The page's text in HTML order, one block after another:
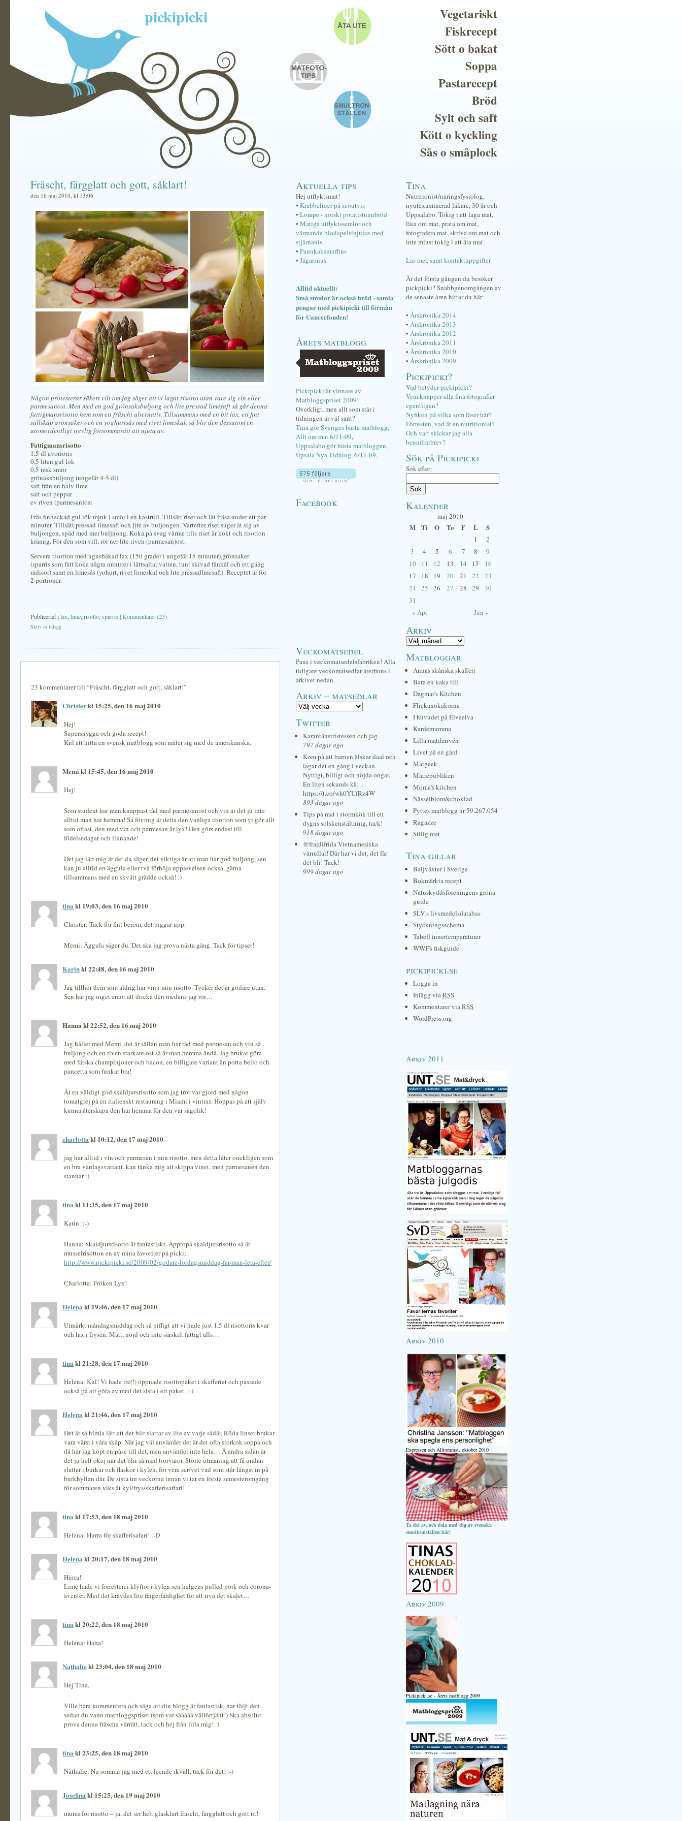
pickipicki
Vegetariskt
Fiskrecept
Sött o bakat
Soppa
Pastarecept
Bröd
Sylt och saft
Kött o kyckling
Sås o småplock
Fräscht, färgglatt och gott, såklart!
den 16 maj 2010, kl 13:06
Någon protesterar säkert vilt om jag säger att vi lagat risotto utan vare sig vin eller
parmesanost. Men med en god grönsaksbuljong och lite pressad limesaft så går denna
fattigmansrisotto hem som ett fräscht alternativ. Tillsammans med en bit lax, ett fint
sällskap grönsaker och en yoghurtsås med rivet limeskal, så blir den dessutom en
utomordentligt trevlig försommarätt att njuta av.
Fattigmansrisotto
1,5 dl avorioris
0,5 liten gul lök
0,5 msk smör
grönaksbuljong (ungefär 4-5 dl)
saft från en halv lime
salt och peppar
ev riven (parmesan)ost
Fräs finhackad gul lök mjuk i smör i en kastrull. Tillsätt riset och låt fräsa under ett par
minuter. Tillsätt pressad limesaft och lite av buljongen. Vartefter riset suger åt sig av
buljongen, späd med mer buljnong. Koka på svag värme tills riset är kokt och risotton
krämig. För den som vill, rör ner lite riven (parmesan)ost.
Servera risotton med ugnsbakad lax (150 grader i ungefär 15 minuter),grönsaker
(sparris som fått koka några minuter i lättsaltat vatten, tunt skivad fänkål och ett gäng
rädisor) samt en limesås (yohurt, rivet limeskal och lite pressadlmesaft). Receptet är för
2 portioner.
Publicerad ilax lime risotto sparris |Kommentarer (23)
Skriv ut inlägg
23 kommentarer till “Fräscht, färgglatt och gott, såklart!”
Christerkl 15:25, den 16 maj 2010
Hej!
Supersnygga och goda recept!
Kul att hitta en svensk matblogg som mäter sig med de amerikanska.
Memi kl 15:45, den 16 maj 2010
Hej!
Som student har man knappast råd med parmesanost och vin är det ju inte
alltid man har hemma! Så för mig är detta den vanliga risotton som vi gör allt
som oftast, den med vin och parmesan är lyx! Den görs endast till
födelsedagar och liknande!
Det jag lärt mig är det du säger, det viktiga är att man har god buljong, sen
kan ju alltid en äggula eller två förhöja upplevelsen också, gärna
tillsammans med en skvätt grädde också! :)
tina kl 19:03, den 16 maj 2010
Christer: Tack för fint beröm, det piggar upp.
Memi: Äggula säger du. Det ska jag prova nästa gång. Tack för tipset!
Karinkl 22:48, den 16 maj 2010
Jag tillhör dem som aldrig har vin i min risotto. Tycker det är godare utan.
Sen har jag inget emot att dricka den medans jag rör…
Hanna kl 22:52, den 16 maj 2010
Jag håller med Memi, det är sällan man har råd med parmesan och vin så
buljong och en riven starkare ost så är man hemma ändå. Jag brukar göra
med färska champinjoner och bacon, en billigare variant än porta bello och
pancetta som funkar bra!
Åt en väldigt god skaldjursrisotto som jag tror var gjord med någon
tomatgrej på en italienskt restaurang i Miami i vintras. Hoppas på att själv
kunna återskapa den här hemma för den var sagolik!
charlotta kl 10:12, den 17 maj 2010
jag har alltid i vin och parmesan i min risotto, men detta låter onekligen som
en bra vardagsvariant. kan tänka mig att skippa vinet, men parmesanen den
stannar :)
tina kl 11:35, den 17 maj 2010
Karin: :-)
Hanna: Skaldjursrisotto är fantastiskt. Appropå skaldjursrisotto så är
musselrisotton en av mina favoriter på picki;
http://www.pickipicki.se/2009/02/godare-lordagsmiddag-far-man-leta-efter/
Charlotta: Fröken Lyx!
Helena kl 19:46, den 17 maj 2010
Utmärkt måndagsmiddag och så piffigt att vi hade just 1,5 dl risottoris kvar
och lax i frysen. Mätt, nöjd och inte särskilt fattigt alls…
tina kl 21:28, den 17 maj 2010
Helena: Kul! Vi hade tre(!) öppnade risottopaket i skafferiet och passade
också på att göra av med det sista i ett paket. :-)
Helena kl 21:46, den 17 maj 2010
Det är så himla lätt att det blir slattar av lite av varje sådär. Röda linser brukar
vara värst i våra skåp. När jag väl använder det är det ofta storkok soppa och
då har jag köpt en påse till det, men använder inte hela… Å andra sidan är
det ju helt okej när det blir så med torrvaror. Större utmaning att få undan
slattar i burkar och flaskor i kylen, för vem ser/vet vad som står längst in på
burkhyllan där. De sista tre veckorna innan vi tar en första semesteromgång
för sommaren viks åt kyl/frys/skafferisaffari!
tina kl 17:53, den 18 maj 2010
Helena: Hurra för skafferisafari! :-D
Helena kl 20:17, den 18 maj 2010
Hurra!
Lime hade vi förresten i klyftor i kylen sen helgens pulled pork och corona-
äventer. Med det krävdes lite fingerfärdighet för att riva det skalet…
tina kl 20:22, den 18 maj 2010
Helena: Haha!
Nathaliekl 23:04, den 18 maj 2010
Hej Tina,
Ville bara kommentera och säga att din blogg är fantastisk, har följt den
sedan du vann matbloggspriset (som var sååååå välförtjänt!) Ska absolut
prova denna fräscha vårrätt, tack och hej från lilla mig! :)
tina kl 23:25, den 18 maj 2010
Nathalie: Nu somnar jag med ett leende ikväll, tack för det! :-)
Josefina kl 15:25, den 19 maj 2010
mums för risotto – ja, det ser helt glasklart fräscht, färgglatt och gott ut!
Aktuella tips
Hej utflyktsmat!
• Krabbelurer på scoutvis
• Lompe - norskt potatistunnbröd
• Matiga utflyktssemlor och
värmande blodapelsinjuice med
stjärnanis
• Pannkaksmuffins
• Jägarsnus
Alltid aktuellt:
Små smulor är också bröd - samla
pengar med pickipicki till förmån
för Cancerfonden!
Årets matblogg
Pickipicki är vinnare av
Matbloggspriset 2009!
Overkligt, men allt som står i
tidningen är väl sant?
Tina gör Sveriges bästa matblogg,
Allt om mat 6/11-09,
Uppsalabo gör bästa matbloggen,
Upsala Nya Tidning, 6/11-09.
Facebook
Veckomatsedel
Paus i veckomatsedelsfabriken! Alla
tidigare veckomatsedlar återfinns i
arkivet nedan.
Arkiv – matsedlar
Twitter
Karantänstristessen och jag.
797 dagar ago
Kom på att barnen älskar daal och
lagar det en gång i veckan.
Nyttigt, billigt och nöjda ongar.
En liten sekunds kä…
https://t.co/wh0YUfRz4W
893 dagar ago
Tips på mat i stormkök till ett
dygns solskenstältning, tack!
918 dagar ago
@fraidifrida Vietnamesiska
vårrullar! Där har vi det, det får
det bli! Tack!
999 dagar ago
Tina
Nutritionist/näringsfysiolog,
nyutexaminerad läkare, 30 år och
Uppsalabo. Tokig i att laga mat,
läsa om mat, prata om mat,
fotografera mat, skriva om mat och
inte minst tokig i att äta mat.
Läs mer, samt kontaktuppgifter
Är det första gången du besöker
pickpicki? Snabbgenomgången av
de senaste åren hittar du här:
• Årskrönika 2014
• Årskrönika 2013
• Årskrönika 2012
• Årskrönika 2011
• Årskrönika 2010
• Årskrönika 2009
Pickipicki?
Vad betyder pickipicki?
Vem knäpper alla fina fotografier
egentligen?
Nyfiken på vilka som läser här?
Förresten, vad är en nutritionist?
Och vart skickar jag alla
beundrarbrev?
Sök på Pickipicki
Sök efter:
Kalender
maj 2010
M Ti O To F L S
« Apr Jun »
1
2
3
4 5 6 7 8
9
10
11 12 13 14 15
16
17
18 19 20 21 22
23
24
25 26 27 28 29
30
31
Arkiv
Matbloggar
Annas skånska skafferi
Bara en kaka till
Dagmar's Kitchen
Flickanokakorna
I huvudet på Elvaelva
Kardemumma
Lilla matderivén
Livet på en gård
Matgeek
Matrepubliken
Moma's kitchen
Nässelblom&choklad
Pyttes matblogg nr 59.267.054
Ragazze
Stilig mat
Tina gillar
Baljväxter i Sverige
Bokmärkta recept
Natuskyddsföreningens gröna
guide
SLV:s livsmedelsdatabas
Styckningsschema
Tabell innertemperaturer
WWF's fiskguide
pickipicki.se
Logga in
Inlägg viaRSS
Kommentarer viaRSS
WordPress.org
Arkiv 2011
Arkiv 2010
Expressen och Alltommat, oktober 2010
Ta del av, och dela med dig av svenska
smultronställen här!
Arkiv 2009
Pickipicki.se - Årets matblogg 2009